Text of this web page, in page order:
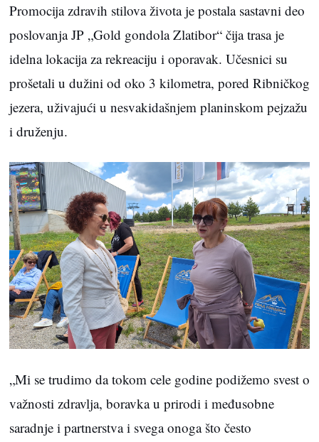
Promocija zdravih stilova života je postala sastavni deo
poslovanja JP „Gold gondola Zlatibor“ čija trasa je
idelna lokacija za rekreaciju i oporavak. Učesnici su
prošetali u dužini od oko 3 kilometra, pored Ribničkog
jezera, uživajući u nesvakidašnjem planinskom pejzažu
i druženju.
„Mi se trudimo da tokom cele godine podižemo svest o
važnosti zdravlja, boravka u prirodi i međusobne
saradnje i partnerstva i svega onoga što često